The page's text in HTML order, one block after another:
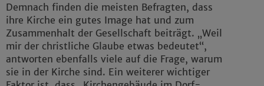
Demnach finden die meisten Befragten, dass
ihre Kirche ein gutes Image hat und zum
Zusammenhalt der Gesellschaft beiträgt. „Weil
mir der christliche Glaube etwas bedeutet“,
antworten ebenfalls viele auf die Frage, warum
sie in der Kirche sind. Ein weiterer wichtiger